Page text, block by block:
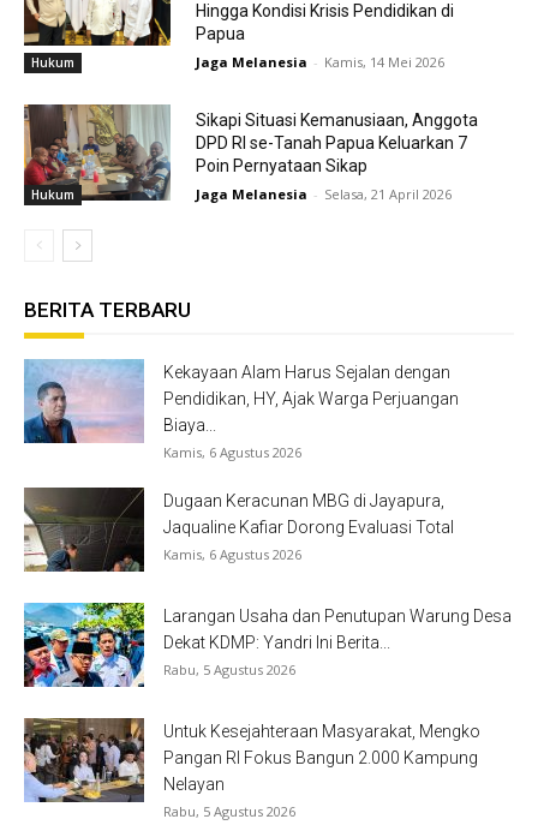
Hukum
Hingga Kondisi Krisis Pendidikan di
Papua
Jaga Melanesia - Kamis, 14 Mei 2026
Hukum
Sikapi Situasi Kemanusiaan, Anggota
DPD RI se-Tanah Papua Keluarkan 7
Poin Pernyataan Sikap
Jaga Melanesia - Selasa, 21 April 2026
BERITA TERBARU
Kekayaan Alam Harus Sejalan dengan
Pendidikan, HY, Ajak Warga Perjuangan
Biaya...
Kamis, 6 Agustus 2026
Dugaan Keracunan MBG di Jayapura,
Jaqualine Kafiar Dorong Evaluasi Total
Kamis, 6 Agustus 2026
Larangan Usaha dan Penutupan Warung Desa
Dekat KDMP: Yandri Ini Berita...
Rabu, 5 Agustus 2026
Untuk Kesejahteraan Masyarakat, Mengko
Pangan RI Fokus Bangun 2.000 Kampung
Nelayan
Rabu, 5 Agustus 2026